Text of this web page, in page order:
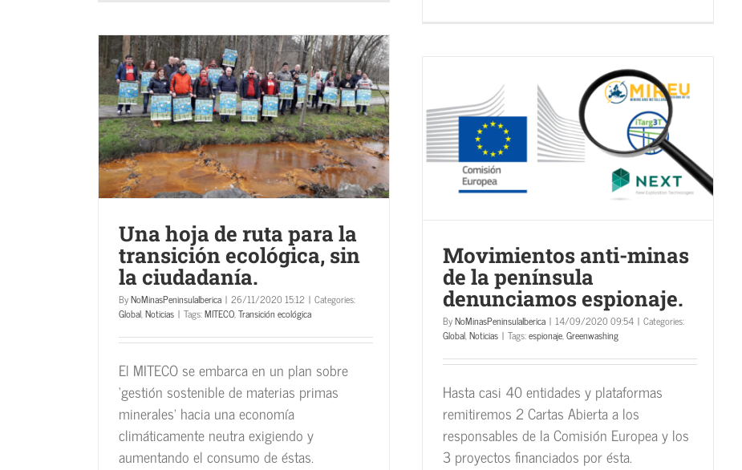
Una hoja de ruta para la
transición ecológica, sin
la ciudadanía.
ByNoMinasPeninsulaIberica | 26/11/2020 15:12 | Categories:
Global,Noticias | Tags:MITECO,Transición ecológica
El MITECO se embarca en un plan sobre
‘gestión sostenible de materias primas
minerales’ hacia una economía
climáticamente neutra exigiendo y
aumentando el consumo de éstas.
Movimientos anti-minas de la península
denunciamos espionaje.
Global Noticias
Movimientos anti-minas
de la península
denunciamos espionaje.
ByNoMinasPeninsulaIberica | 14/09/2020 09:54 | Categories:
Global,Noticias | Tags:espionaje,Greenwashing
Hasta casi 40 entidades y plataformas
remitiremos 2 Cartas Abierta a los
responsables de la Comisión Europea y los
3 proyectos financiados por ésta.